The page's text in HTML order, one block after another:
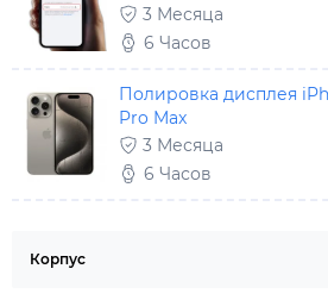
3 Месяца
6 Часов
Полировка дисплея
Pro Max
3 Месяца
6 Часов
Корпус